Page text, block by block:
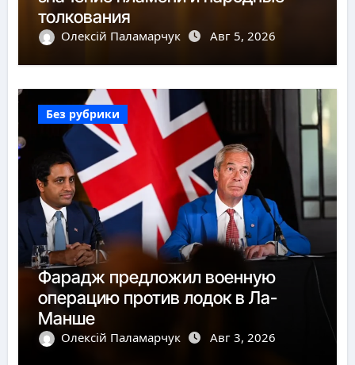
толкования
Олексій Паламарчук Авг 5, 2026
Без рубрики
Фарадж предложил военную
операцию против лодок в Ла-
Манше
Олексій Паламарчук Авг 3, 2026